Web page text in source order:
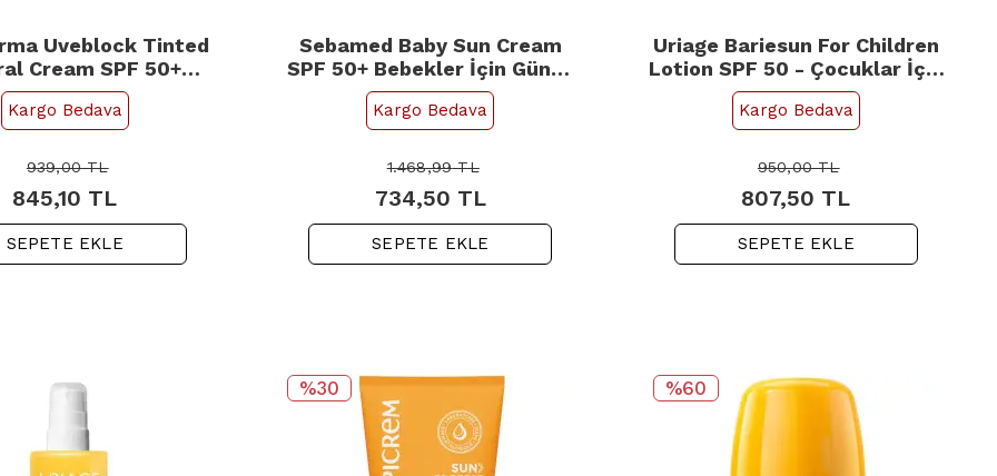
Uveblock Tinted
Cream SPF 50+
Mineral Güneş
40ml
Kargo Bedava
939,00TL
845,10 TL
SEPETE EKLE
Sebamed Baby Sun Cream
SPF 50+ Bebekler İçin Güneş
Kremi 75ml
Kargo Bedava
1.468,99TL
734,50 TL
SEPETE EKLE
Uriage Bariesun For Children
Lotion SPF 50 - Çocuklar İçin
Güneş Koruyucu 100ml
Kargo Bedava
950,00TL
807,50 TL
SEPETE EKLE
%30 %60